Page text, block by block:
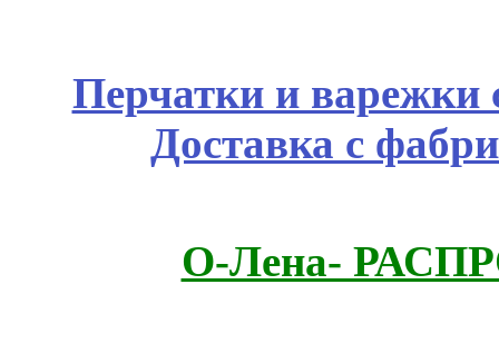
Перчатки и варежки
Доставка с
О-Лена-